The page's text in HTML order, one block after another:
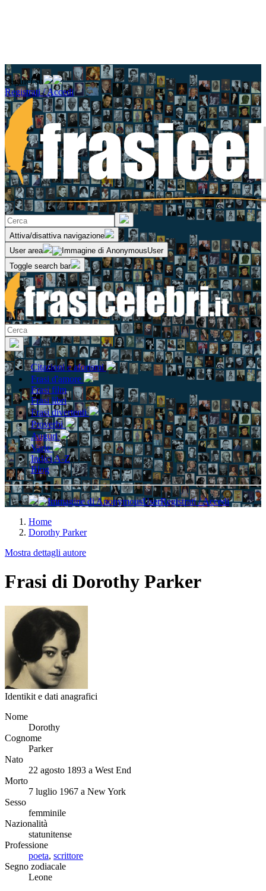
Seguici su
Registrati / Accedi
Attiva/disattiva navigazione
User area
Toggle search bar
Citazioni e aforismi
Frasi d'amore
Frasi film
Frasi libri
Frasi divertenti
Proverbi
Auguri
Varie
Indici A-Z
Blog
Registrati / Accedi
Home
Dorothy Parker
Mostra dettagli autore
Frasi di Dorothy Parker
Identikit e dati anagrafici
Nome
Dorothy
Cognome
Parker
Nato
22 agosto 1893 a West End
Morto
7 luglio 1967 a New York
Sesso
femminile
Nazionalità
statunitense
Professione
poeta, scrittore
Segno zodiacale
Leone